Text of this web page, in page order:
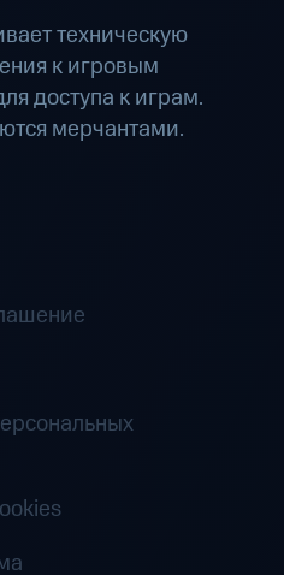
техническую
к игровым
доступа к играм.
мерчантами.